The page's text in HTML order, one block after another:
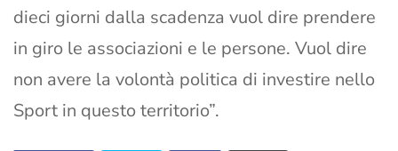
dieci giorni dalla scadenza vuol dire prendere
in giro le associazioni e le persone. Vuol dire
non avere la volontà politica di investire nello
Sport in questo territorio”.